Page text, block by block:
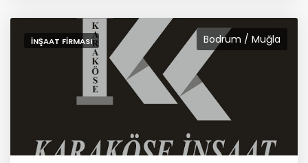
Bodrum / Muğla
İNŞAAT FIRMASI